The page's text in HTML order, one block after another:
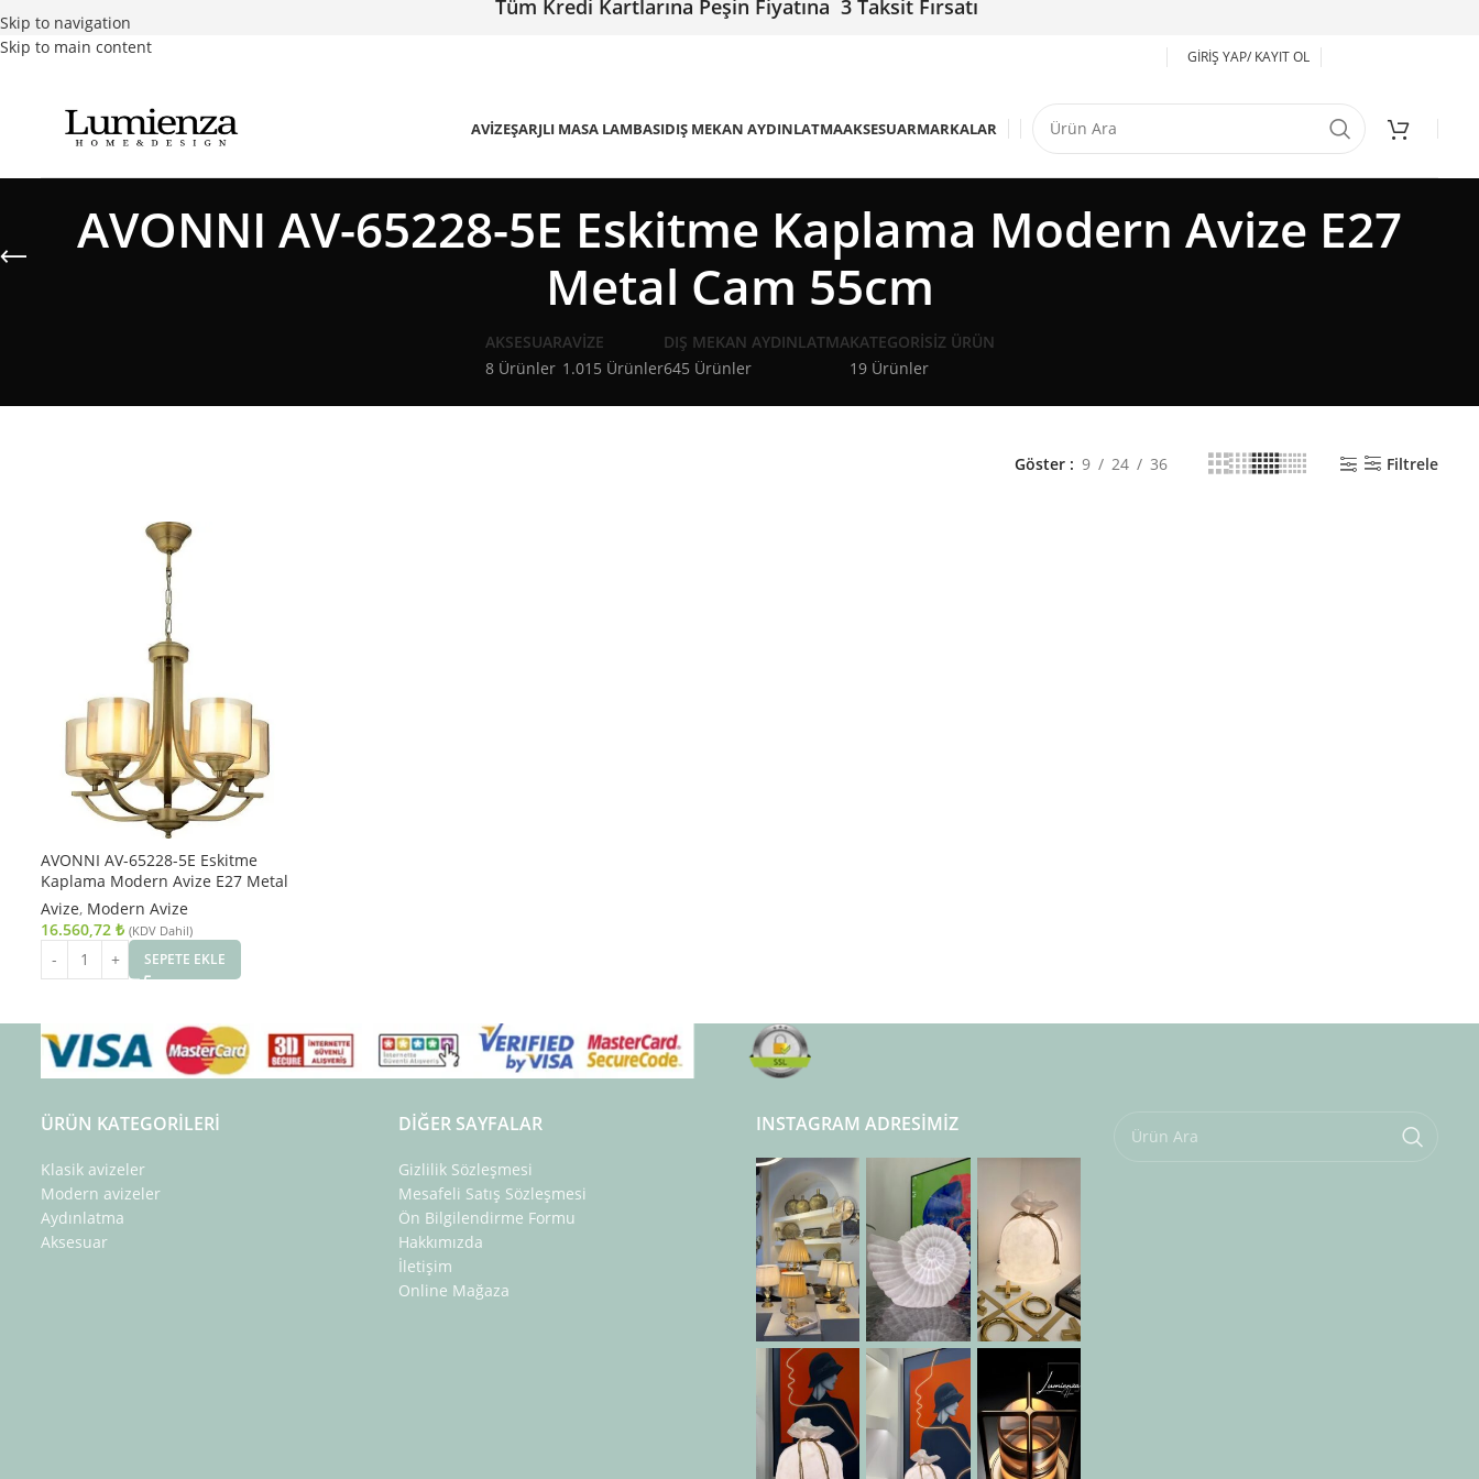
Skip to navigation
Skip to main content
Tüm Kredi Kartlarına Peşin Fiyatına 3 Taksit Fırsatı
GIRIŞ YAP/ KAYIT OL
AVIZEŞARJLI MASA LAMBASIDIŞ MEKAN AYDINLATMAAKSESUARMARKALAR
AVONNI AV-65228-5E Eskitme Kaplama Modern Avize E27
Metal Cam 55cm
AKSESUAR
8 Ürünler
AVIZE
1.015 Ürünler
DIŞ MEKAN AYDINLATMA
645 Ürünler
KATEGORISIZ ÜRÜN
19 Ürünler
Göster 9 24 36 Filtrele
AVONNI AV-65228-5E Eskitme
Kaplama Modern Avize E27 Metal
Cam 55cm
Avize, Modern Avize
16.560,72 ₺ (KDV Dahil)
SEPETE EKLE
ÜRÜN KATEGORILERI
Klasik avizeler
Modern avizeler
Aydınlatma
Aksesuar
DIĞER SAYFALAR
Gizlilik Sözleşmesi
Mesafeli Satış Sözleşmesi
Ön Bilgilendirme Formu
Hakkımızda
İletişim
Online Mağaza
INSTAGRAM ADRESIMIZ